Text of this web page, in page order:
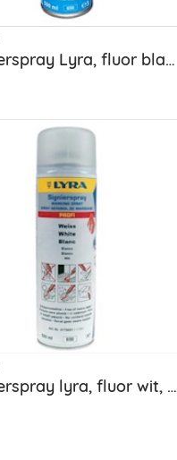
Markeerspray Lyra, fluor blauw, bus 500 ml
Markeerspray lyra, fluor wit, bus 500 ml